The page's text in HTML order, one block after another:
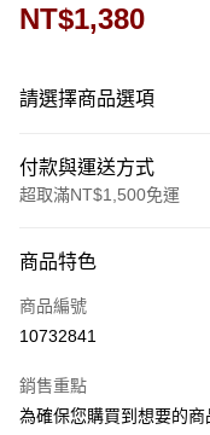
NT$1,380
請選擇商品選項
付款與運送方式
超取滿NT$1,500免運
信用卡一次付款
超商取貨付款
Apple Pay
商品特色
商品編號
10732841
銷售重點
為確保您購買到想要的